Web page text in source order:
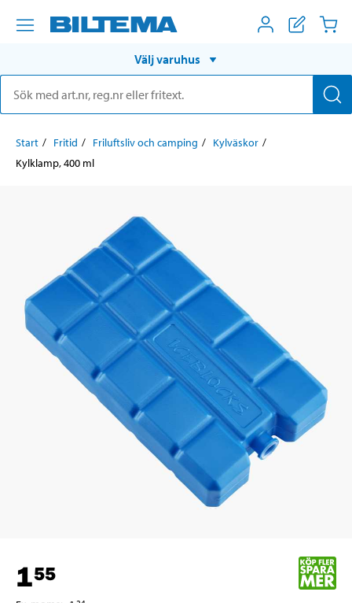
Välj varuhus
Start Fritid Friluftsliv och camping
Kylväskor
Kylklamp, 400 ml
155